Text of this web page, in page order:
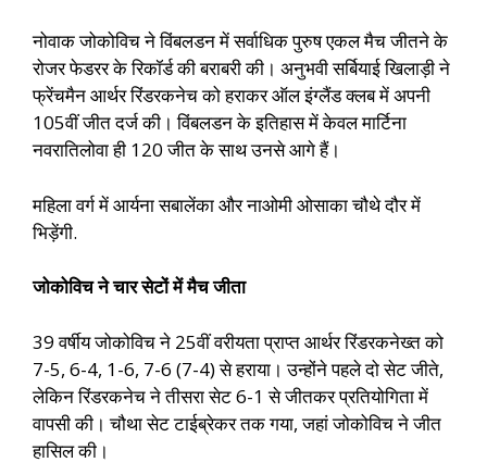
नोवाक जोकोविच ने विंबलडन में सर्वाधिक पुरुष एकल मैच जीतने के
रोजर फेडरर के रिकॉर्ड की बराबरी की। अनुभवी सर्बियाई खिलाड़ी ने
फ्रेंचमैन आर्थर रिंडरकनेच को हराकर ऑल इंग्लैंड क्लब में अपनी
105वीं जीत दर्ज की। विंबलडन के इतिहास में केवल मार्टिना
नवरातिलोवा ही 120 जीत के साथ उनसे आगे हैं।
महिला वर्ग में आर्यना सबालेंका और नाओमी ओसाका चौथे दौर में
भिड़ेंगी.
जोकोविच ने चार सेटों में मैच जीता
39 वर्षीय जोकोविच ने 25वीं वरीयता प्राप्त आर्थर रिंडरकनेख्त को
7-5, 6-4, 1-6, 7-6 (7-4) से हराया। उन्होंने पहले दो सेट जीते,
लेकिन रिंडरकनेच ने तीसरा सेट 6-1 से जीतकर प्रतियोगिता में
वापसी की। चौथा सेट टाईब्रेकर तक गया, जहां जोकोविच ने जीत
हासिल की।